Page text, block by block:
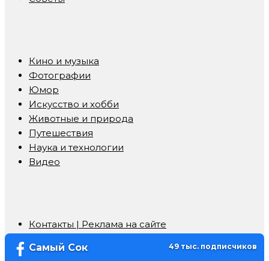
Кино и музыка
Фотографии
Юмор
Искусство и хобби
Животные и природа
Путешествия
Наука и технологии
Видео
Контакты | Реклама на сайте
Самый Сок 49 тыс. подписчиков